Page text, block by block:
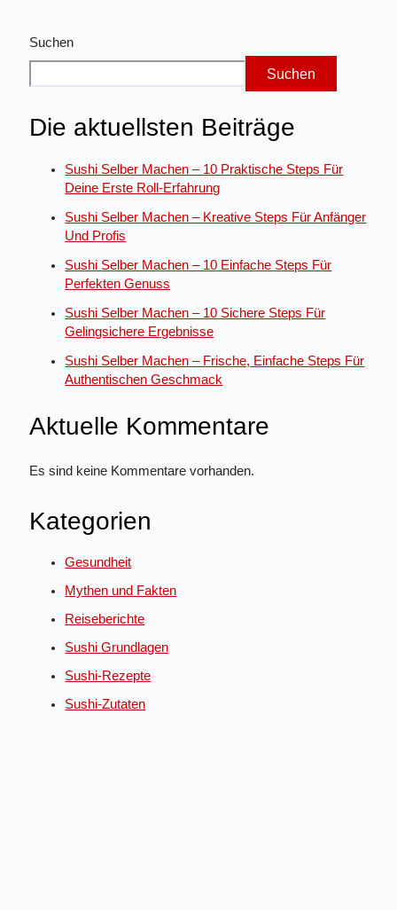
Suchen
Suchen
Die aktuellsten Beiträge
Sushi Selber Machen – 10 Praktische Steps Für
Deine Erste Roll-Erfahrung
Sushi Selber Machen – Kreative Steps Für Anfänger
Und Profis
Sushi Selber Machen – 10 Einfache Steps Für
Perfekten Genuss
Sushi Selber Machen – 10 Sichere Steps Für
Gelingsichere Ergebnisse
Sushi Selber Machen – Frische, Einfache Steps Für
Authentischen Geschmack
Aktuelle Kommentare
Es sind keine Kommentare vorhanden.
Kategorien
Gesundheit
Mythen und Fakten
Reiseberichte
Sushi Grundlagen
Sushi-Rezepte
Sushi-Zutaten